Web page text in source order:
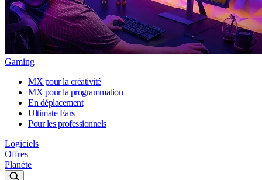
Gaming
MX pour la créativité
MX pour la programmation
En déplacement
Ultimate Ears
Pour les professionnels
Logiciels
Offres
Planète